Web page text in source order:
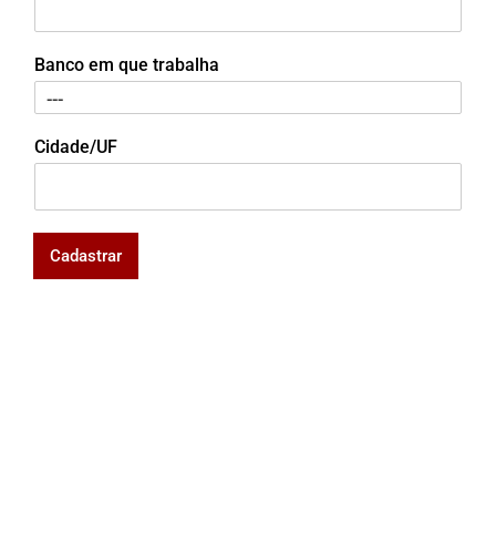
Banco em que trabalha
Cidade/UF
Cadastrar